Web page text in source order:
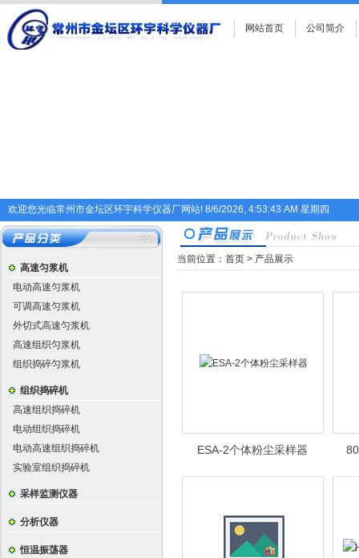
网站首页 公司简介
欢迎您光临常州市金坛区环宇科学仪器厂网站! 8/6/2026, 4:53:44 AM 星期四
高速匀浆机
电动高速匀浆机
可调高速匀浆机
外切式高速匀浆机
高速组织匀浆机
组织捣碎匀浆机
组织捣碎机
高速组织捣碎机
电动组织捣碎机
电动高速组织捣碎机
实验室组织捣碎机
采样监测仪器
分析仪器
恒温振荡器
当前位置： 首页 > 产品展示
ESA-2个体粉尘采样器